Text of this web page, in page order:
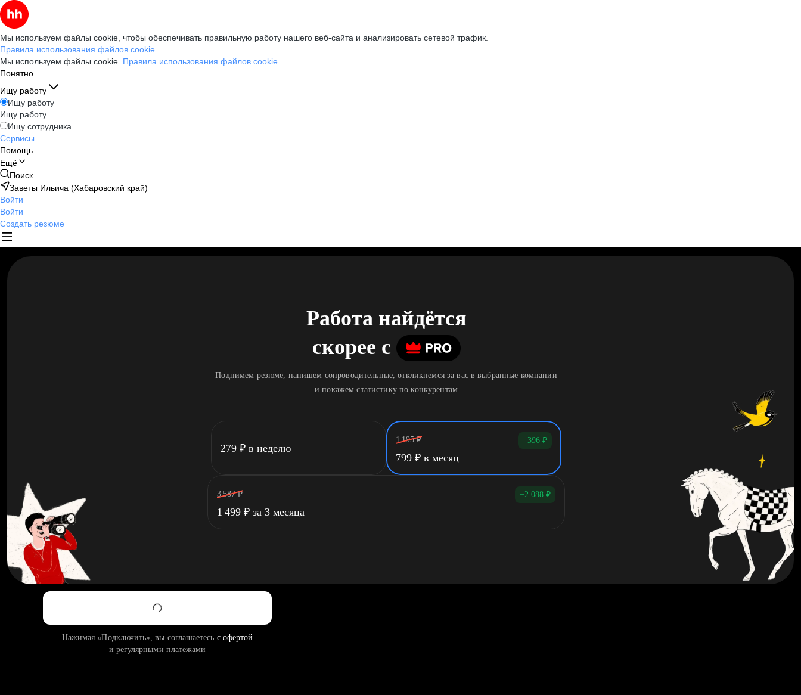
Мы используем файлы cookie, чтобы обеспечивать правильную работу нашего веб-сайта и анализировать сетевой трафик.
Правила использования файлов cookie
Мы используем файлы cookie. Правила использования файлов cookie
Понятно
Ищу работу
Ищу работу
Ищу работу
Ищу сотрудника
Сервисы
Помощь
Ещё
Поиск
Заветы Ильича (Хабаровский край)
Войти
Войти
Создать резюме
Работа найдётся
скорее c
Поднимем резюме, напишем сопроводительные, откликнемся за вас в выбранные компании
и покажем статистику по конкурентам
279 ₽ в неделю
1 195 ₽ −396 ₽
799 ₽ в месяц
3 587 ₽ −2 088 ₽
1 499 ₽ за 3 месяца
Нажимая «Подключить», вы соглашаетесь с офертой
и регулярными платежами